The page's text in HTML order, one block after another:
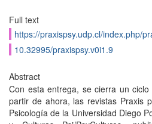
Full text
https://praxispsy.udp.cl/index.php/
10.32995/praxispsy.v0i1.9
Abstract
Con esta entrega, se cierra un
partir de ahora, las revistas Praxis
Psicología de la Universidad Diego